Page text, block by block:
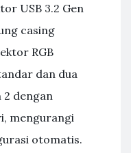
USB 3.2 Gen
casing
RGB
dan dua
2 dengan
mengurangi
otomatis.